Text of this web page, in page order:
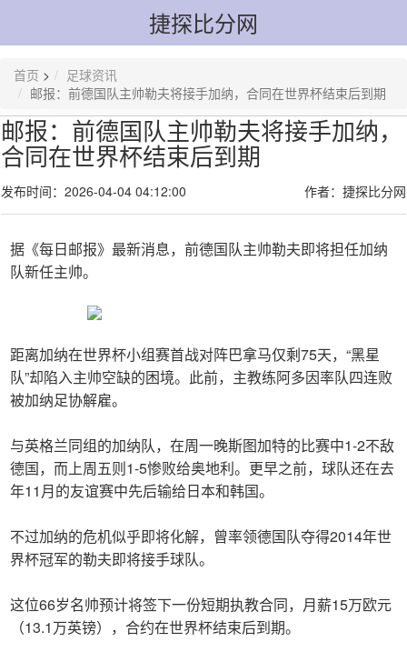
捷探比分网
首页 >
足球资讯
邮报：前德国队主帅勒夫将接手加纳，合同在世界杯结束后到期
邮报：前德国队主帅勒夫将接手加纳，
合同在世界杯结束后到期
发布时间：2026-04-04 04:12:00 作者：捷探比分网
据《每日邮报》最新消息，前德国队主帅勒夫即将担任加纳
队新任主帅。
距离加纳在世界杯小组赛首战对阵巴拿马仅剩75天，“黑星
队”却陷入主帅空缺的困境。此前，主教练阿多因率队四连败
被加纳足协解雇。
与英格兰同组的加纳队，在周一晚斯图加特的比赛中1-2不敌
德国，而上周五则1-5惨败给奥地利。更早之前，球队还在去
年11月的友谊赛中先后输给日本和韩国。
不过加纳的危机似乎即将化解，曾率领德国队夺得2014年世
界杯冠军的勒夫即将接手球队。
这位66岁名帅预计将签下一份短期执教合同，月薪15万欧元
（13.1万英镑），合约在世界杯结束后到期。